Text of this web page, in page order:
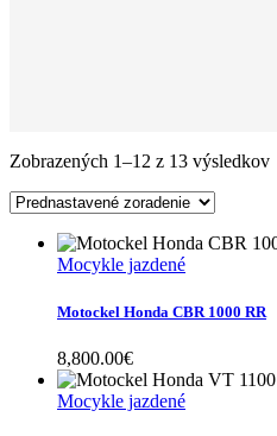
Zobrazených 1–12 z 13 výsledkov
Mocykle jazdené
Motockel Honda CBR 1000 RR
8,800.00€
Mocykle jazdené